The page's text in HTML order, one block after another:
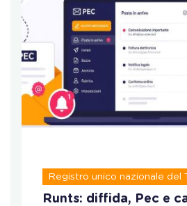
Registro unico nazionale del
Runts: diffida, Pec e